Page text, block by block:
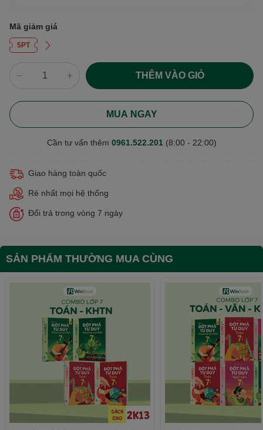
Mã giảm giá
5PT
THÊM VÀO GIỎ
MUA NGAY
Cần tư vấn thêm 0961.522.201 (8:00 - 22:00)
Giao hàng toàn quốc
Rẻ nhất mọi hệ thống
Đổi trả trong vòng 7 ngày
SẢN PHẨM THƯỜNG MUA CÙNG